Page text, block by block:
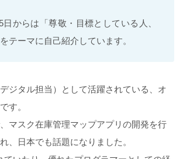
日からは「尊敬・目標としている人、
テーマに自己紹介しています。
ジタル担当）として活躍されている、オ
す。
マスク在庫管理マップアプリの開発を行
、日本でも話題になりました。